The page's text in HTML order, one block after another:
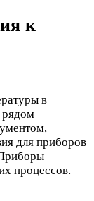
к
в
рядом
для приборов
процессов.